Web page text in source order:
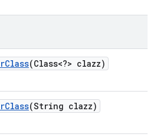
Class(Class<?> clazz)
Class(String clazz)